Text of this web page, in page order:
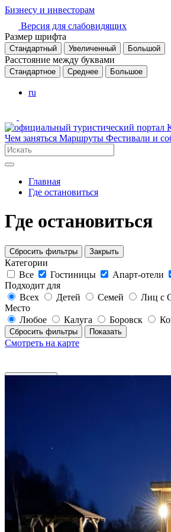
Бизнесу и инвесторам
Версия для слабовидящих
Размер шрифта
Стандартный Увеличенный Большой
Расстояние между буквами
Стандартное Среднее Большое
ru
Чем заняться Маршруты Фестивали и
Главная
Где остановиться
Где остановиться
Сбросить фильтры Закрыть
Категории
Все
Гостиницы Апарт-отели
Подходит для
Всех
Детей Семей
Лиц с
Место
Любое
Калуга Боровск
Сбросить фильтры Показать
Смотреть на карте